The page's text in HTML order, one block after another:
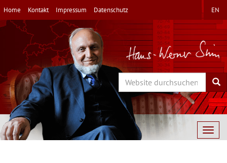
Direkt
zum
Inhalt
Home Kontakt Impressum Datenschutz EN
Search